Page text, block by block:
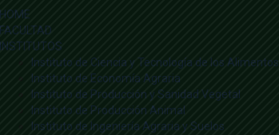
HOME
FACULTAD
INSTITUTOS
Instituto de Ciencia y Tecnología de los Alimentos
Instituto de Economía Agraria
Instituto de Producción y Sanidad Vegetal
Instituto de Producción Animal
Instituto de Ingeniería Agraria y Suelos